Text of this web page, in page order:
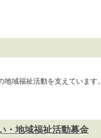
域福祉活動を支えています。
・地域福祉活動募金